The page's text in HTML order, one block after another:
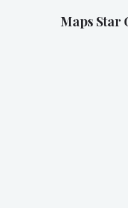
Maps Star